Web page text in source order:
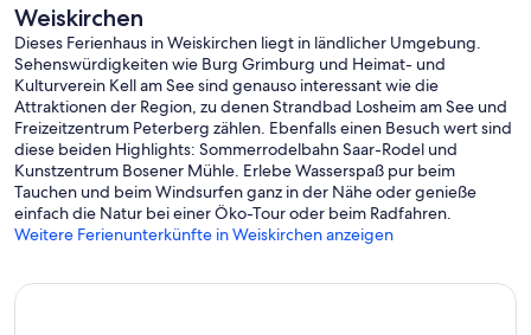
Weiskirchen
Dieses Ferienhaus in Weiskirchen liegt in ländlicher Umgebung.
Sehenswürdigkeiten wie Burg Grimburg und Heimat- und
Kulturverein Kell am See sind genauso interessant wie die
Attraktionen der Region, zu denen Strandbad Losheim am See und
Freizeitzentrum Peterberg zählen. Ebenfalls einen Besuch wert sind
diese beiden Highlights: Sommerrodelbahn Saar-Rodel und
Kunstzentrum Bosener Mühle. Erlebe Wasserspaß pur beim
Tauchen und beim Windsurfen ganz in der Nähe oder genieße
einfach die Natur bei einer Öko-Tour oder beim Radfahren.
Weitere Ferienunterkünfte in Weiskirchen anzeigen